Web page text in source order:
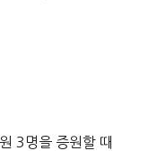
3명을 증원할 때